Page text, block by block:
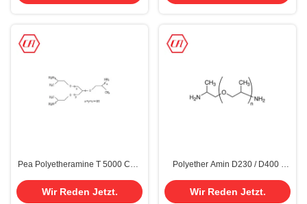
Pea Polyetheramine T 5000 CAS
System
Wir Reden Jetzt.
Polyether Amin D230 / D400 /
10-0
Wir Reden Jetzt.